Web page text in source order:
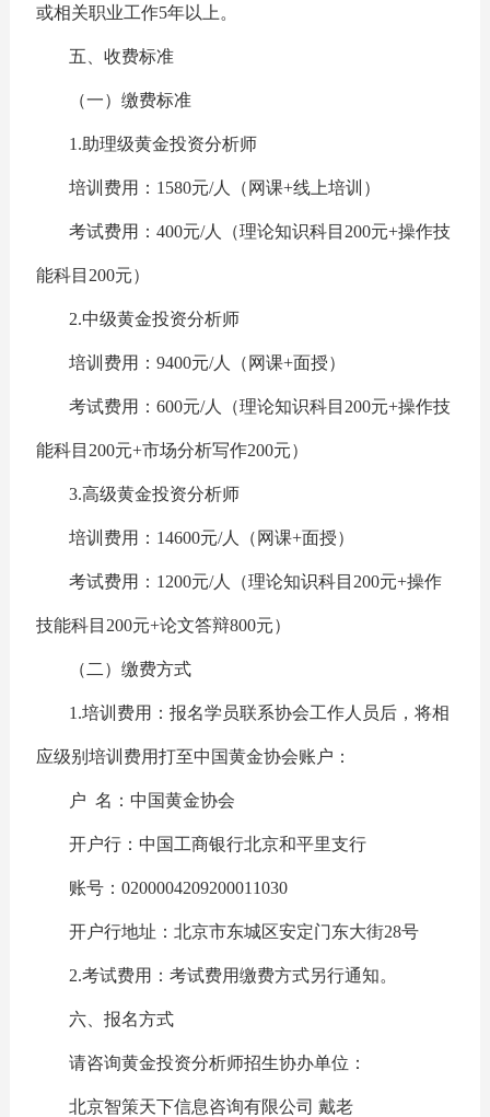
或相关职业工作5年以上。
五、收费标准
（一）缴费标准
1.助理级黄金投资分析师
培训费用：1580元/人（网课+线上培训）
考试费用：400元/人（理论知识科目200元+操作技
能科目200元）
2.中级黄金投资分析师
培训费用：9400元/人（网课+面授）
考试费用：600元/人（理论知识科目200元+操作技
能科目200元+市场分析写作200元）
3.高级黄金投资分析师
培训费用：14600元/人（网课+面授）
考试费用：1200元/人（理论知识科目200元+操作
技能科目200元+论文答辩800元）
（二）缴费方式
1.培训费用：报名学员联系协会工作人员后，将相
应级别培训费用打至中国黄金协会账户：
户 名：中国黄金协会
开户行：中国工商银行北京和平里支行
账号：0200004209200011030
开户行地址：北京市东城区安定门东大街28号
2.考试费用：考试费用缴费方式另行通知。
六、报名方式
请咨询黄金投资分析师招生协办单位：
北京智策天下信息咨询有限公司 戴老